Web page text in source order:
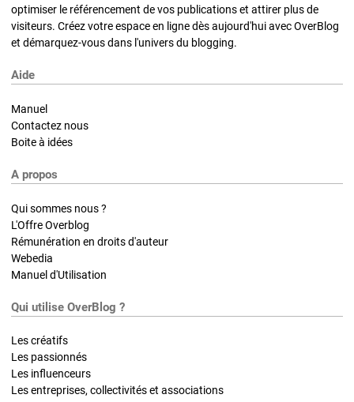
optimiser le référencement de vos publications et attirer plus de
visiteurs. Créez votre espace en ligne dès aujourd'hui avec OverBlog
et démarquez-vous dans l'univers du blogging.
Aide
Manuel
Contactez nous
Boite à idées
A propos
Qui sommes nous ?
L'Offre Overblog
Rémunération en droits d'auteur
Webedia
Manuel d'Utilisation
Qui utilise OverBlog ?
Les créatifs
Les passionnés
Les influenceurs
Les entreprises, collectivités et associations